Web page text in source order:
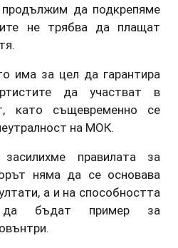
да подкрепяме
не трябва да плащат
има за цел да гарантира
да участват в
като същевременно се
на МОК.
правилата за
няма да се основава
а и на способността
да бъдат пример за